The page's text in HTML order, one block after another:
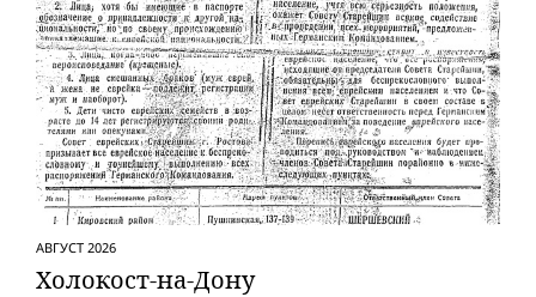
АВГУСТ 2026
Холокост-на-Дону